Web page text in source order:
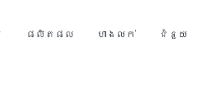
ផលិតផល ហាងលក់ ជំនួយ